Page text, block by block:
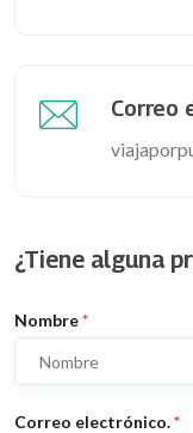
Correo
¿Tiene alguna
Nombre*
Correo electrónico.*